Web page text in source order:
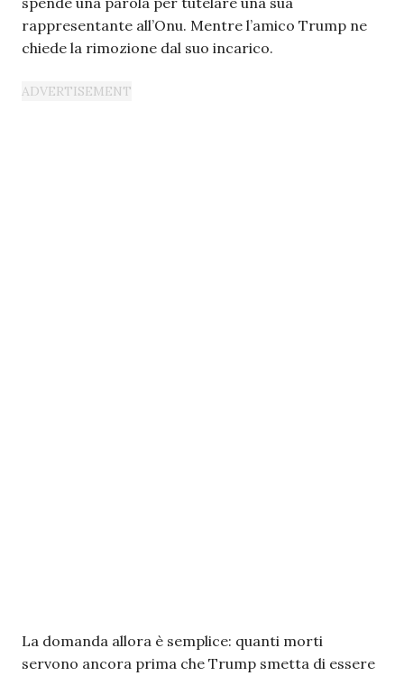
rappresentante all’Onu. Mentre l’amico Trump ne
chiede la rimozione dal suo incarico.
La domanda allora è semplice: quanti morti
servono ancora prima che Trump smetta di essere